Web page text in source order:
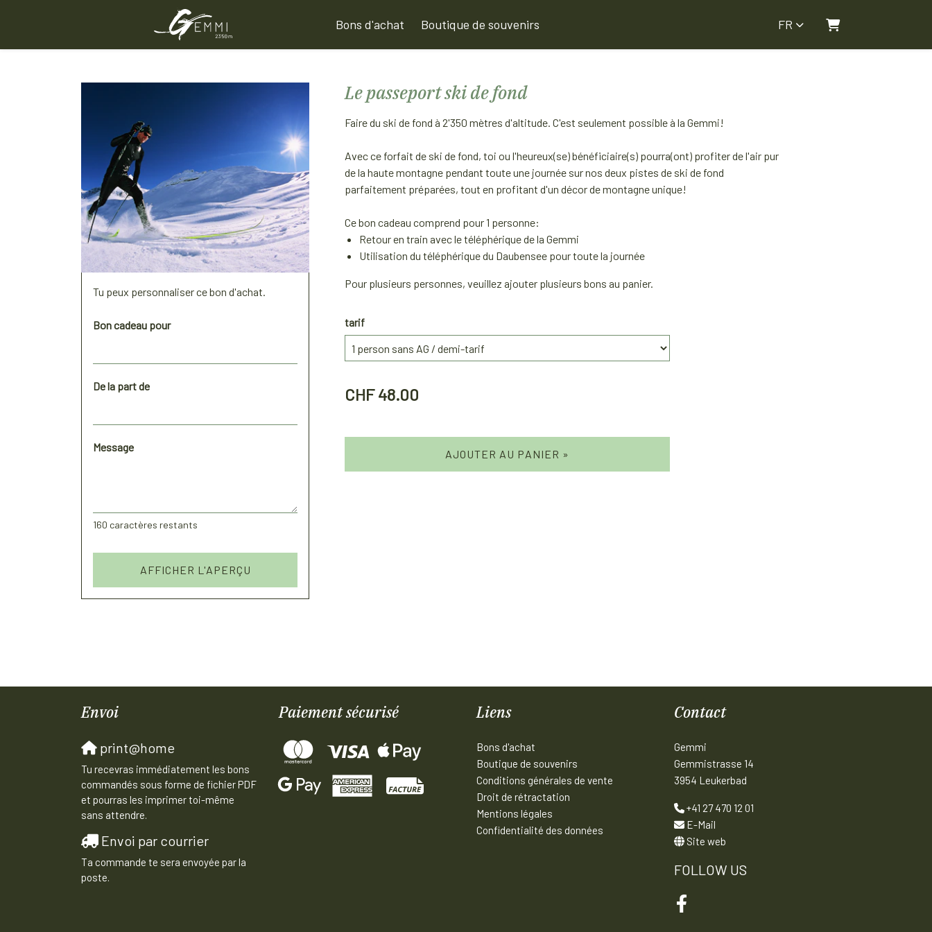
Bons d'achat Boutique de souvenirs FR
Panier
Tu peux personnaliser ce bon d'achat.
Bon cadeau pour
De la part de
Message
160 caractères restants
AFFICHER L'APERÇU
Le passeport ski de fond
Faire du ski de fond à 2'350 mètres d'altitude. C'est seulement possible à la Gemmi!
Avec ce forfait de ski de fond, toi ou l'heureux(se) bénéficiaire(s) pourra(ont) profiter de l'air pur
de la haute montagne pendant toute une journée sur nos deux pistes de ski de fond
parfaitement préparées, tout en profitant d'un décor de montagne unique!
Ce bon cadeau comprend pour 1 personne:
Retour en train avec le téléphérique de la Gemmi
Utilisation du téléphérique du Daubensee pour toute la journée
Pour plusieurs personnes, veuillez ajouter plusieurs bons au panier.
tarif
CHF 48.00
AJOUTER AU PANIER »
Envoi
print@home
Tu recevras immédiatement les bons
commandés sous forme de fichier PDF
et pourras les imprimer toi-même
sans attendre.
Envoi par courrier
Ta commande te sera envoyée par la
poste.
Paiement sécurisé Liens
Bons d'achat
Boutique de souvenirs
Conditions générales de vente
Droit de rétractation
Mentions légales
Confidentialité des données
Contact
Gemmi
Gemmistrasse 14
3954 Leukerbad
+41 27 470 12 01
E-Mail
Site web
FOLLOW US
Facebook